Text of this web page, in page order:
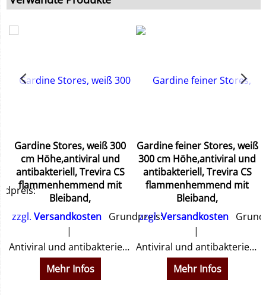
Gardine Stores, weiß 300
cm Höhe,antiviral und
antibakteriell​, Trevira CS
flammenhemmend mit
Bleiband,
zzgl.Versandkosten Grundpreis:
Antiviral und antibakteriell​ in 300 cm Höhe lieferbar.
Mehr Infos
Gardine feiner Stores, weiß
300 cm Höhe,antiviral und
antibakteriell​, Trevira CS
flammenhemmend mit
Bleiband,
zzgl.Versandkosten
Antiviral und antibakteriell​ in 300 cm Höhe lieferbar.
Mehr Infos